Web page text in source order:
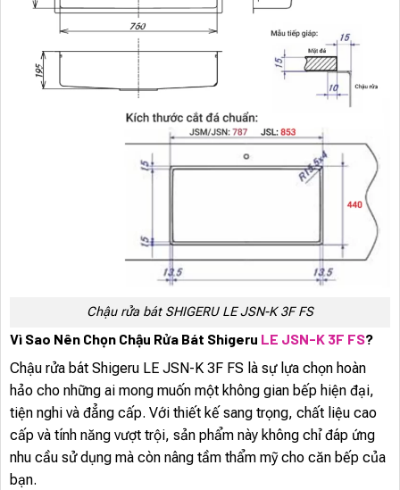
Chậu rửa bát SHIGERU LE JSN-K 3F FS
Vì Sao Nên Chọn Chậu Rửa Bát Shigeru LE JSN-K 3F FS?
Chậu rửa bát Shigeru LE JSN-K 3F FS là sự lựa chọn hoàn
hảo cho những ai mong muốn một không gian bếp hiện đại,
tiện nghi và đẳng cấp. Với thiết kế sang trọng, chất liệu cao
cấp và tính năng vượt trội, sản phẩm này không chỉ đáp ứng
nhu cầu sử dụng mà còn nâng tầm thẩm mỹ cho căn bếp của
bạn.